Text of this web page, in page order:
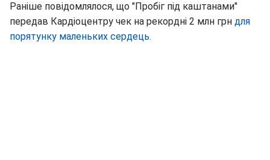
Раніше повідомлялося, що "Пробіг під каштанами"
передав Кардіоцентру чек на рекордні 2 млн грн для
порятунку маленьких сердець.